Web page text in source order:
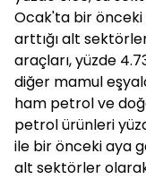
Ocak'ta bir
arttığı alt
araçları, yüzde
diğer mamul
ham petrol ve
petrol ürünleri
ile bir önceki aya
alt sektörler